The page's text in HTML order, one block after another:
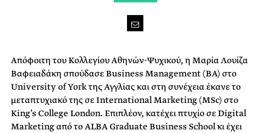
Απόφοιτη του Κολλεγίου Αθηνών-Ψυχικού, η Μαρία Λουίζα
Βαφειαδάκη σπούδασε Business Management (BA) στο
University of York της Αγγλίας και στη συνέχεια έκανε το
μεταπτυχιακό της σε International Marketing (MSc) στο
King’s College London. Επιπλέον, κατέχει πτυχίο σε Digital
Marketing από το ALBA Graduate Business School κι έχει